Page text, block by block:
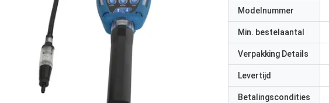
Modelnummer
Min. bestelaantal
Verpakking Details
Levertijd
Betalingscondities